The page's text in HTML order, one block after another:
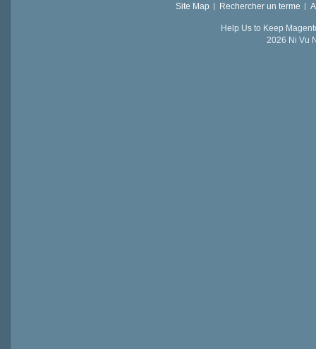
Site Map
Rechercher un terme
Help Us to Keep
2026 Ni Vu